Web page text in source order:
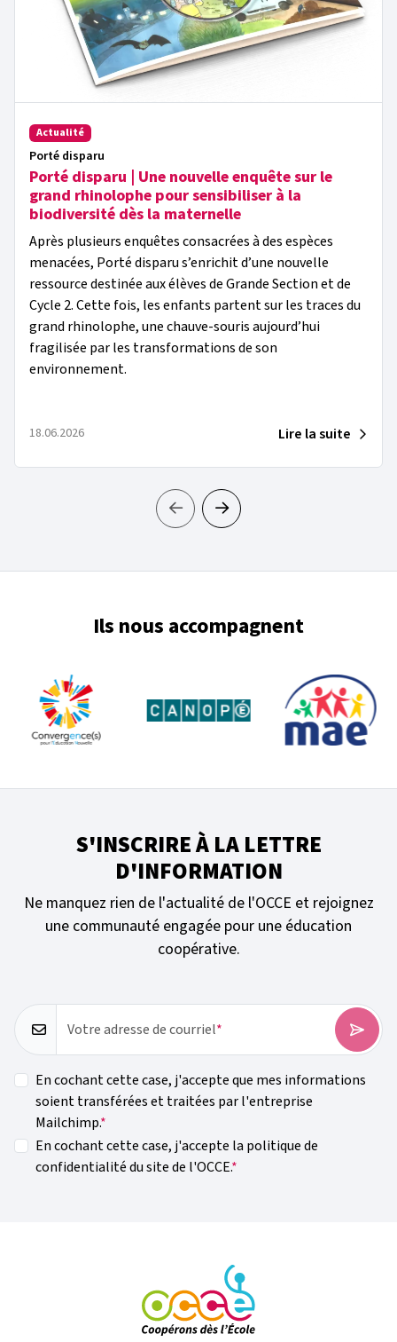
Actualité
Porté disparu
Porté disparu | Une nouvelle enquête sur le
grand rhinolophe pour sensibiliser à la
biodiversité dès la maternelle
Après plusieurs enquêtes consacrées à des espèces
menacées, Porté disparu s’enrichit d’une nouvelle
ressource destinée aux élèves de Grande Section et de
Cycle 2. Cette fois, les enfants partent sur les traces du
grand rhinolophe, une chauve-souris aujourd’hui
fragilisée par les transformations de son
environnement.
18.06.2026 Lire la suite
Ils nous accompagnent
S'INSCRIRE À LA LETTRE
D'INFORMATION
Ne manquez rien de l'actualité de l'OCCE et rejoignez
une communauté engagée pour une éducation
coopérative.
Votre adresse de courriel
En cochant cette case, j'accepte que mes informations
soient transférées et traitées par l'entreprise
Mailchimp.
En cochant cette case, j'accepte la politique de
confidentialité du site de l'OCCE.